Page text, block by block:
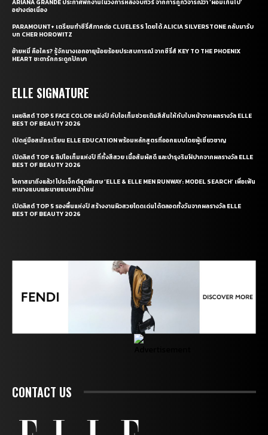
ARIANA GRANDE ประกาศพักงานในวงการหลังจบทัวร์ จากการถูกวิจารณ์ว่า ‘ผอมเกินไป’
อย่างต่อเนื่อง
PARAMOUNT+ เตรียมทำซีรี่ส์ภาคต่อ CLUELESS โดยได้ ALICIA SILVERSTONE กลับมารับ
บท CHER HOROWITZ
อ้ายหมี่ คือใคร? รู้จักนางเอกอายุน้อยร้อยประสบการณ์ จากซีรี่ส์ KEY TO THE PHOENIX
HEART ชะตารักกระดูกปักษา
ELLE SIGNATURE
เผยลิสต์ TOP 5 FACE COLOR แห่งปี กับไอเท็มช่วยเติมสีสันให้กับใบหน้าจากผลรางวัล ELLE
BEST OF BEAUTY 2026
เปิดคู่มือสมัครเรียน ELLE EDUCATION พร้อมหลักสูตรที่ออกแบบโดยผู้เชี่ยวชาญ
เปิดลิสต์ TOP 6 ลิปไอเท็มแห่งปี ที่ทั้งสีสวย เนื้อสัมผัสดี และบำรุงริมฝีปากจากผลรางวัล ELLE
BEST OF BEAUTY 2026
โอกาสมาถึงแล้ว! โปรเจ็กต์สุดพิเศษ ‘ELLE & ELLE MEN RUNWAY: MODEL SEARCH’ เพื่อเฟ้น
หานางแบบและนายแบบหน้าใหม่
เปิดลิสต์ TOP 5 รองพื้นแห่งปี สร้างงานผิวสวยโดดเด่นได้ตลอดทั้งวันจากผลรางวัล ELLE
BEST OF BEAUTY 2026
CONTACT US